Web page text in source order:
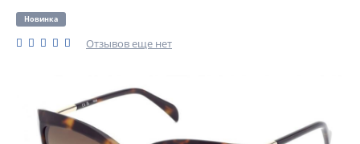
Новинка
Отзывов еще нет